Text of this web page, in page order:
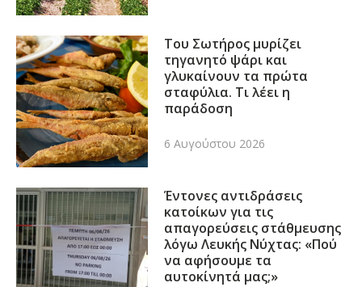
Του Σωτήρος μυρίζει
τηγανητό ψάρι και
γλυκαίνουν τα πρώτα
σταφύλια. Τι λέει η
παράδοση
6 Αυγούστου 2026
Έντονες αντιδράσεις
κατοίκων για τις
απαγορεύσεις στάθμευσης
λόγω Λευκής Νύχτας: «Πού
να αφήσουμε τα
αυτοκίνητά μας;»